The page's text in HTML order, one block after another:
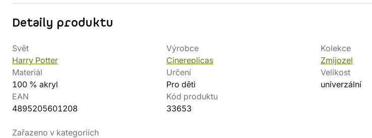
Detaily produktu
Svět
Harry Potter
Výrobce
Cinereplicas
Kolekce
Zmijozel
Materiál
100 % akryl
Určení
Pro děti
Velikost
univerzální
EAN
4895205601208
Kód produktu
33653
Zařazeno v kategoriích